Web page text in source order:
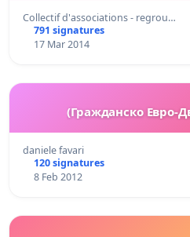
Collectif d'associations - regrou…
791 signatures
17 Mar 2014
(Гражданско Евро-
daniele favari
120 signatures
8 Feb 2012